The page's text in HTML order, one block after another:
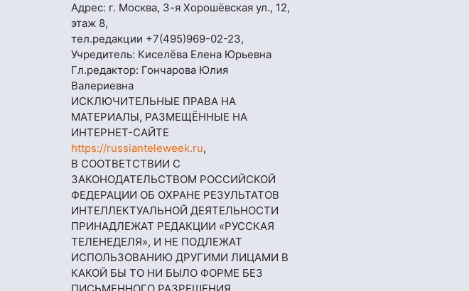
Адрес: г. Москва, 3-я Хорошёвская ул., 12,
этаж 8,
тел.редакции +7(495)969-02-23,
Учредитель: Киселёва Елена Юрьевна
Гл.редактор: Гончарова Юлия
Валериевна
ИСКЛЮЧИТЕЛЬНЫЕ ПРАВА НА
МАТЕРИАЛЫ, РАЗМЕЩЁННЫЕ НА
ИНТЕРНЕТ-САЙТЕ
https://russianteleweek.ru,
В СООТВЕТСТВИИ С
ЗАКОНОДАТЕЛЬСТВОМ РОССИЙСКОЙ
ФЕДЕРАЦИИ ОБ ОХРАНЕ РЕЗУЛЬТАТОВ
ИНТЕЛЛЕКТУАЛЬНОЙ ДЕЯТЕЛЬНОСТИ
ПРИНАДЛЕЖАТ РЕДАКЦИИ «РУССКАЯ
ТЕЛЕНЕДЕЛЯ», И НЕ ПОДЛЕЖАТ
ИСПОЛЬЗОВАНИЮ ДРУГИМИ ЛИЦАМИ В
КАКОЙ БЫ ТО НИ БЫЛО ФОРМЕ БЕЗ